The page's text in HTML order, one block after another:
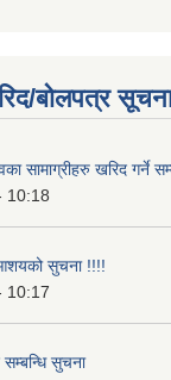
बोलपत्र
सामाग्रीहरु खरिद गर्ने
10:18
सुचना !!!!
10:17
सुचना